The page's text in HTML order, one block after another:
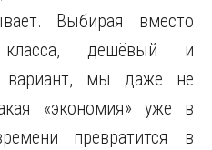
Выбирая вместо
дешёвый и
вариант, мы даже не
«экономия» уже в
превратится в